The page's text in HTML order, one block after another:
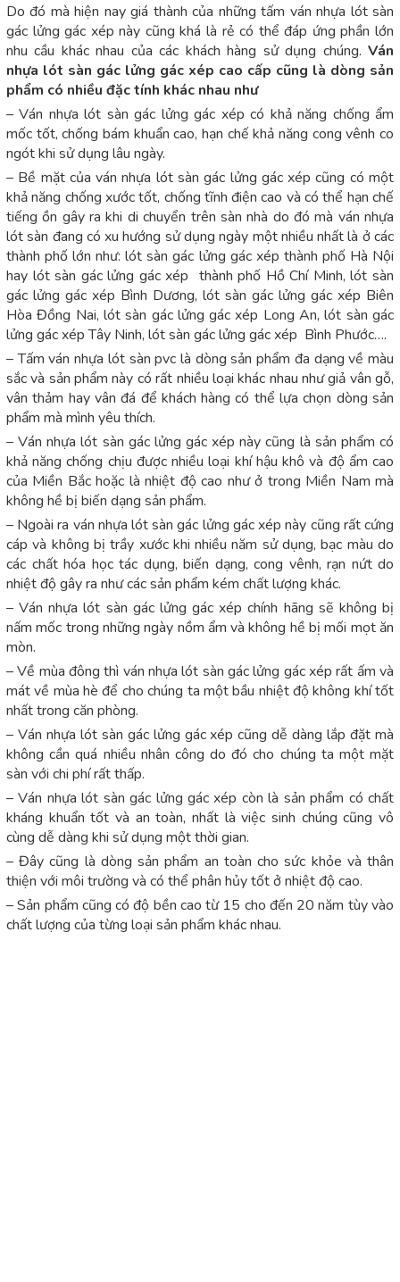
Do đó mà hiện nay giá thành của những tấm ván nhựa lót sàn
gác lửng gác xép này cũng khá là rẻ có thể đáp ứng phần lớn
nhu cầu khác nhau của các khách hàng sử dụng chúng. Ván
nhựa lót sàn gác lửng gác xép cao cấp cũng là dòng sản
phẩm có nhiều đặc tính khác nhau như
– Ván nhựa lót sàn gác lửng gác xép có khả năng chống ẩm
mốc tốt, chống bám khuẩn cao, hạn chế khả năng cong vênh co
ngót khi sử dụng lâu ngày.
– Bề mặt của ván nhựa lót sàn gác lửng gác xép cũng có một
khả năng chống xước tốt, chống tĩnh điện cao và có thể hạn chế
tiếng ồn gây ra khi di chuyển trên sàn nhà do đó mà ván nhựa
lót sàn đang có xu hướng sử dụng ngày một nhiều nhất là ở các
thành phố lớn như: lót sàn gác lửng gác xép thành phố Hà Nội
hay lót sàn gác lửng gác xép thành phố Hồ Chí Minh, lót sàn
gác lửng gác xép Bình Dương, lót sàn gác lửng gác xép Biên
Hòa Đồng Nai, lót sàn gác lửng gác xép Long An, lót sàn gác
lửng gác xép Tây Ninh, lót sàn gác lửng gác xép Bình Phước….
– Tấm ván nhựa lót sàn pvc là dòng sản phẩm đa dạng về màu
sắc và sản phẩm này có rất nhiều loại khác nhau như giả vân gỗ,
vân thảm hay vân đá để khách hàng có thể lựa chọn dòng sản
phẩm mà mình yêu thích.
– Ván nhựa lót sàn gác lửng gác xép này cũng là sản phẩm có
khả năng chống chịu được nhiều loại khí hậu khô và độ ẩm cao
của Miền Bắc hoặc là nhiệt độ cao như ở trong Miền Nam mà
không hề bị biến dạng sản phẩm.
– Ngoài ra ván nhựa lót sàn gác lửng gác xép này cũng rất cứng
cáp và không bị trầy xước khi nhiều năm sử dụng, bạc màu do
các chất hóa học tác dụng, biến dạng, cong vênh, rạn nứt do
nhiệt độ gây ra như các sản phẩm kém chất lượng khác.
– Ván nhựa lót sàn gác lửng gác xép chính hãng sẽ không bị
nấm mốc trong những ngày nồm ẩm và không hề bị mối mọt ăn
mòn.
– Về mùa đông thì ván nhựa lót sàn gác lửng gác xép rất ấm và
mát về mùa hè để cho chúng ta một bầu nhiệt độ không khí tốt
nhất trong căn phòng.
– Ván nhựa lót sàn gác lửng gác xép cũng dễ dàng lắp đặt mà
không cần quá nhiều nhân công do đó cho chúng ta một mặt
sàn với chi phí rất thấp.
– Ván nhựa lót sàn gác lửng gác xép còn là sản phẩm có chất
kháng khuẩn tốt và an toàn, nhất là việc sinh chúng cũng vô
cùng dễ dàng khi sử dụng một thời gian.
– Đây cũng là dòng sản phẩm an toàn cho sức khỏe và thân
thiện với môi trường và có thể phân hủy tốt ở nhiệt độ cao.
– Sản phẩm cũng có độ bền cao từ 15 cho đến 20 năm tùy vào
chất lượng của từng loại sản phẩm khác nhau.